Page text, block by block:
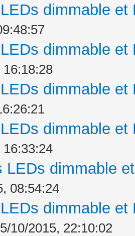
dimmable
dimmable
dimmable
dimmable
LEDs dimmable
08:54:24
dimmable
10/2015, 22:10:02